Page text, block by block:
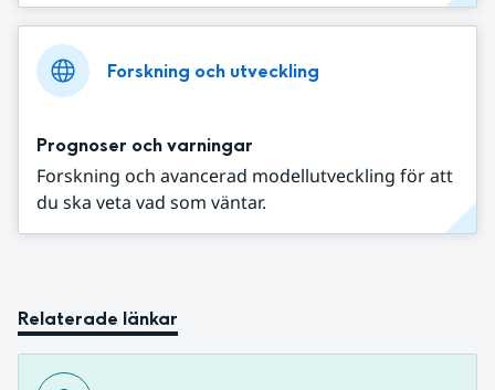
Forskning och utveckling
Prognoser och varningar
Forskning och avancerad modellutveckling för att
du ska veta vad som väntar.
Relaterade länkar